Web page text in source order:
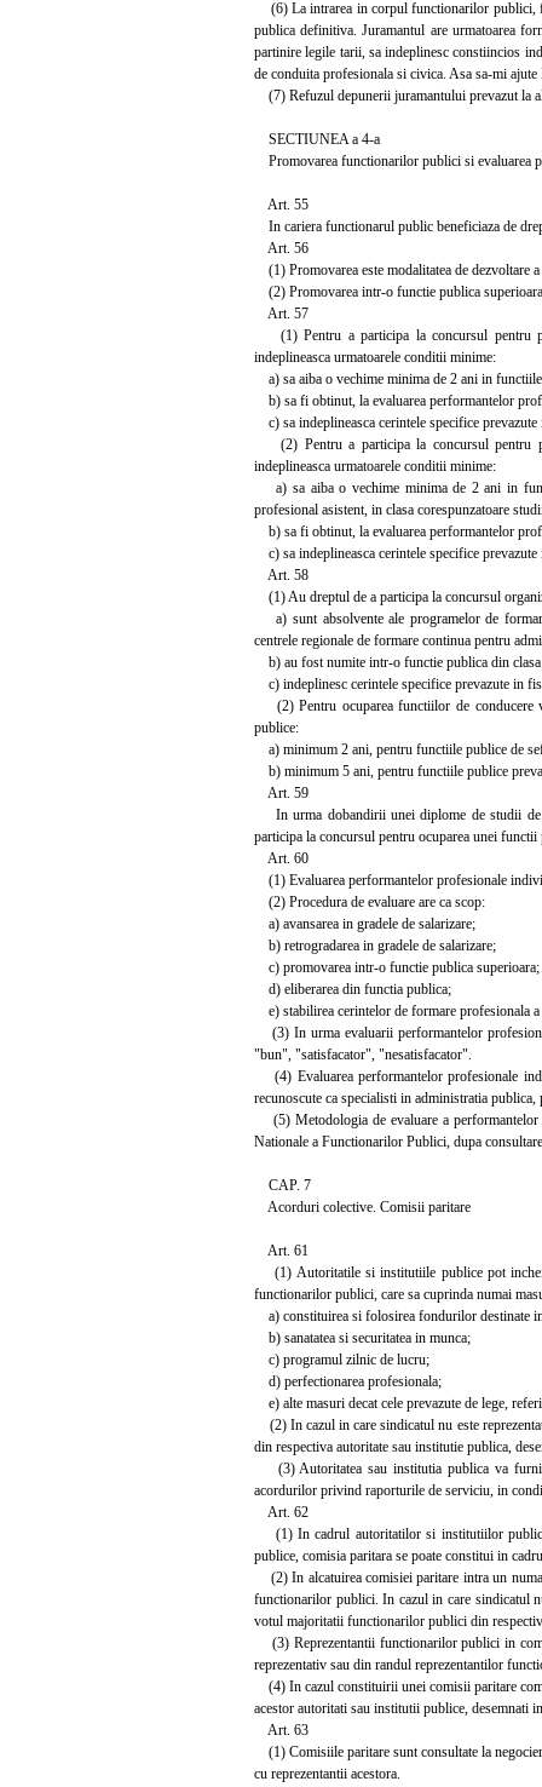
(6) La intrarea in corpul functionarilor publici,
publica definitiva. Juramantul are urmatoarea
partinire legile tarii, sa indeplinesc constiincios
de conduita profesionala si civica. Asa sa-mi
(7) Refuzul depunerii juramantului prevazut la
SECTIUNEA a 4-a
Promovarea functionarilor publici si evaluarea
Art. 55
In cariera functionarul public beneficiaza de
Art. 56
(1) Promovarea este modalitatea de dezvoltare
(2) Promovarea intr-o functie publica
Art. 57
(1) Pentru a participa la concursul pentru
indeplineasca urmatoarele conditii minime:
a) sa aiba o vechime minima de 2 ani in
b) sa fi obtinut, la evaluarea performantelor
c) sa indeplineasca cerintele specifice
(2) Pentru a participa la concursul pentru
indeplineasca urmatoarele conditii minime:
a) sa aiba o vechime minima de 2 ani in
profesional asistent, in clasa corespunzatoare
b) sa fi obtinut, la evaluarea performantelor
c) sa indeplineasca cerintele specifice
Art. 58
(1) Au dreptul de a participa la concursul
a) sunt absolvente ale programelor de
centrele regionale de formare continua pentru
b) au fost numite intr-o functie publica din
c) indeplinesc cerintele specifice prevazute in
(2) Pentru ocuparea functiilor de conducere
publice:
a) minimum 2 ani, pentru functiile publice de
b) minimum 5 ani, pentru functiile publice
Art. 59
In urma dobandirii unei diplome de studii de
participa la concursul pentru ocuparea unei
Art. 60
(1) Evaluarea performantelor profesionale
(2) Procedura de evaluare are ca scop:
a) avansarea in gradele de salarizare;
b) retrogradarea in gradele de salarizare;
c) promovarea intr-o functie publica superioara;
d) eliberarea din functia publica;
e) stabilirea cerintelor de formare profesionala
(3) In urma evaluarii performantelor
"bun", "satisfacator", "nesatisfacator".
(4) Evaluarea performantelor profesionale
recunoscute ca specialisti in administratia
(5) Metodologia de evaluare a performantelor
Nationale a Functionarilor Publici, dupa
CAP. 7
Acorduri colective. Comisii paritare
Art. 61
(1) Autoritatile si institutiile publice pot
functionarilor publici, care sa cuprinda numai
a) constituirea si folosirea fondurilor destinate
b) sanatatea si securitatea in munca;
c) programul zilnic de lucru;
d) perfectionarea profesionala;
e) alte masuri decat cele prevazute de lege,
(2) In cazul in care sindicatul nu este
din respectiva autoritate sau institutie publica,
(3) Autoritatea sau institutia publica va
acordurilor privind raporturile de serviciu, in
Art. 62
(1) In cadrul autoritatilor si institutiilor
publice, comisia paritara se poate constitui in
(2) In alcatuirea comisiei paritare intra un
functionarilor publici. In cazul in care sindicatul
votul majoritatii functionarilor publici din
(3) Reprezentantii functionarilor publici in
reprezentativ sau din randul reprezentantilor
(4) In cazul constituirii unei comisii paritare
acestor autoritati sau institutii publice, desemnati
Art. 63
(1) Comisiile paritare sunt consultate la
cu reprezentantii acestora.